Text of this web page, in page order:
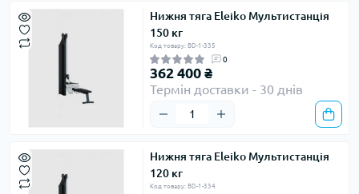
Нижня тяга Eleiko Мультистанція
150 кг
Код товару: BD-1-335
0
362 400 ₴
Термін доставки - 30 днів
Нижня тяга Eleiko Мультистанція
120 кг
Код товару: BD-1-334